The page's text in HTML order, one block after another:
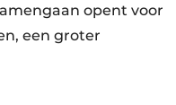
opent voor
een groter